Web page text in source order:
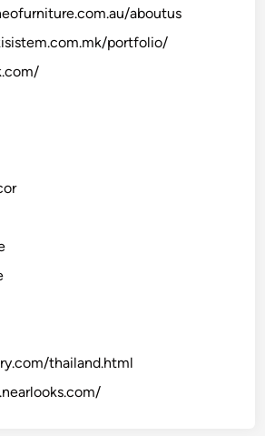
aboutus
portfolio/
thailand.html